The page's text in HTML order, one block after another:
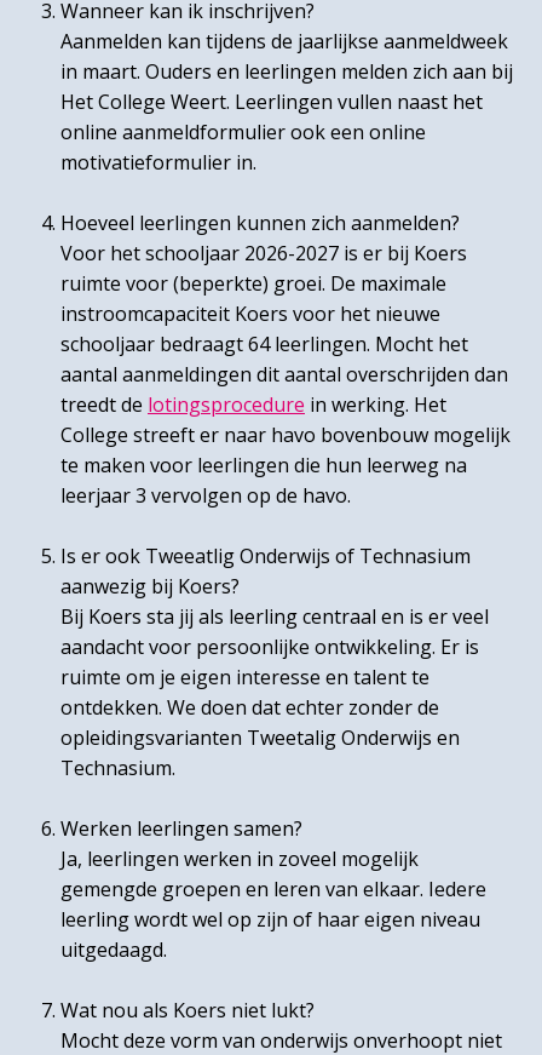
Wanneer kan ik inschrijven?
Aanmelden kan tijdens de jaarlijkse aanmeldweek
in maart. Ouders en leerlingen melden zich aan bij
Het College Weert. Leerlingen vullen naast het
online aanmeldformulier ook een online
motivatieformulier in.
Hoeveel leerlingen kunnen zich aanmelden?
Voor het schooljaar 2026-2027 is er bij Koers
ruimte voor (beperkte) groei. De maximale
instroomcapaciteit Koers voor het nieuwe
schooljaar bedraagt 64 leerlingen. Mocht het
aantal aanmeldingen dit aantal overschrijden dan
treedt de lotingsprocedure in werking. Het
College streeft er naar havo bovenbouw mogelijk
te maken voor leerlingen die hun leerweg na
leerjaar 3 vervolgen op de havo.
Is er ook Tweeatlig Onderwijs of Technasium
aanwezig bij Koers?
Bij Koers sta jij als leerling centraal en is er veel
aandacht voor persoonlijke ontwikkeling. Er is
ruimte om je eigen interesse en talent te
ontdekken. We doen dat echter zonder de
opleidingsvarianten Tweetalig Onderwijs en
Technasium.
Werken leerlingen samen?
Ja, leerlingen werken in zoveel mogelijk
gemengde groepen en leren van elkaar. Iedere
leerling wordt wel op zijn of haar eigen niveau
uitgedaagd.
Wat nou als Koers niet lukt?
Mocht deze vorm van onderwijs onverhoopt niet